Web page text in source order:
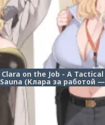
Clara on the Job - A Tactical
Sauna (Клара за работой —
Тактическая сауна)